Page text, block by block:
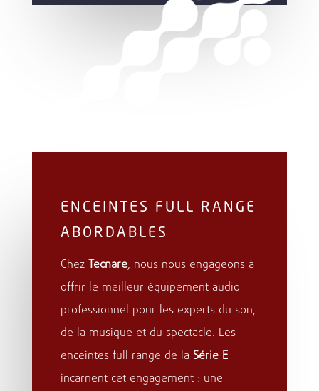
ENCEINTES FULL RANGE
ABORDABLES
Chez Tecnare, nous nous engageons à
offrir le meilleur équipement audio
professionnel pour les experts du son,
de la musique et du spectacle. Les
enceintes full range de la Série E
incarnent cet engagement : une